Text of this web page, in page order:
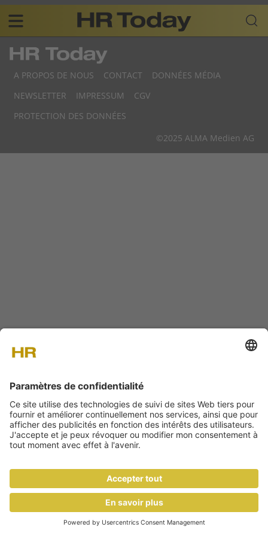
Skip
content
Plattform
für
Human
Resources
Main
navigation
FR
A PROPOS DE NOUS CONTACT
DONNÉES MÉDIA
NEWSLETTER
IMPRESSUM
CGV
PROTECTION DES DONNÉES
©2025 ALMA Medien AG